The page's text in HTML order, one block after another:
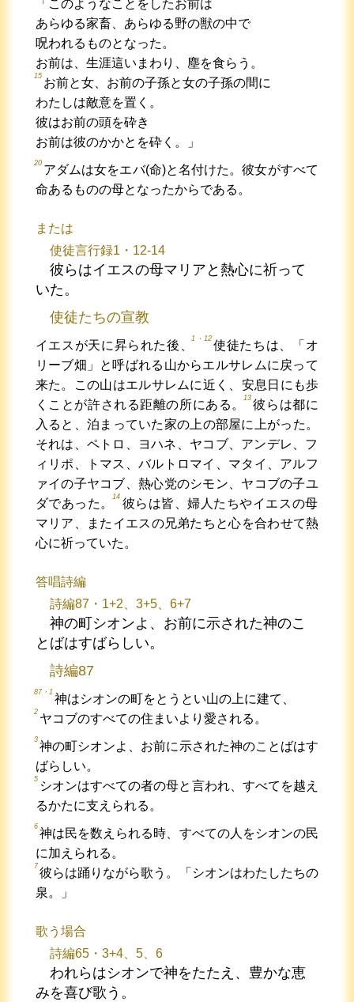
「このようなことをしたお前は
あらゆる家畜、あらゆる野の獣の中で
呪われるものとなった。
お前は、生涯這いまわり、塵を食らう。
15
お前と女、お前の子孫と女の子孫の間に
わたしは敵意を置く。
彼はお前の頭を砕き
お前は彼のかかとを砕く。」
20
アダムは女をエバ(命)と名付けた。彼女がすべて
命あるものの母となったからである。
または
使徒言行録1・12-14
彼らはイエスの母マリアと熱心に祈って
いた。
使徒たちの宣教
イエスが天に昇られた後、
1・12
使徒たちは、「オ
リーブ畑」と呼ばれる山からエルサレムに戻って
来た。この山はエルサレムに近く、安息日にも歩
くことが許される距離の所にある。
13
彼らは都に
入ると、泊まっていた家の上の部屋に上がった。
それは、ペトロ、ヨハネ、ヤコブ、アンデレ、フ
ィリポ、トマス、バルトロマイ、マタイ、アルフ
ァイの子ヤコブ、熱心党のシモン、ヤコブの子ユ
ダであった。
14
彼らは皆、婦人たちやイエスの母
マリア、またイエスの兄弟たちと心を合わせて熱
心に祈っていた。
答唱詩編
詩編87・1+2、3+5、6+7
神の町シオンよ、お前に示された神のこ
とばはすばらしい。
詩編87
87・1
神はシオンの町をとうとい山の上に建て、
2
ヤコブのすべての住まいより愛される。
3
神の町シオンよ、お前に示された神のことばはす
ばらしい。
5
シオンはすべての者の母と言われ、すべてを越え
るかたに支えられる。
6
神は民を数えられる時、すべての人をシオンの民
に加えられる。
7
彼らは踊りながら歌う。「シオンはわたしたちの
泉。」
歌う場合
詩編65・3+4、5、6
われらはシオンで神をたたえ、豊かな恵
みを喜び歌う。